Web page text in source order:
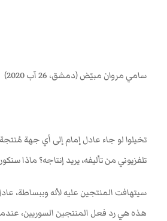
سامي مروان مبيّض (دمشق، 26 آب 2020)
تخيلوا لو جاء عادل إمام إلى أي جهة
تلفزيوني من تأليفه، يريد إنتاجه؟ ماذا
سيتهافت المنتجين عليه لأنه وببساطة،
هذه هي رد فعل المنتجين السوريين،